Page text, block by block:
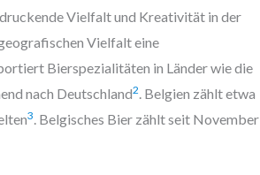
Vielfalt und Kreativität in der
Vielfalt eine
Bierspezialitäten in Länder wie die
nach Deutschland2 . Belgien zählt etwa
3 . Belgisches Bier zählt seit November